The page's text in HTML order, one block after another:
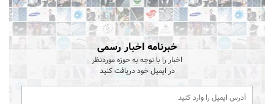
خبرنامه اخبار رسمی
اخبار را با توجه به حوزه موردنظر
در ایمیل خود دریافت کنید